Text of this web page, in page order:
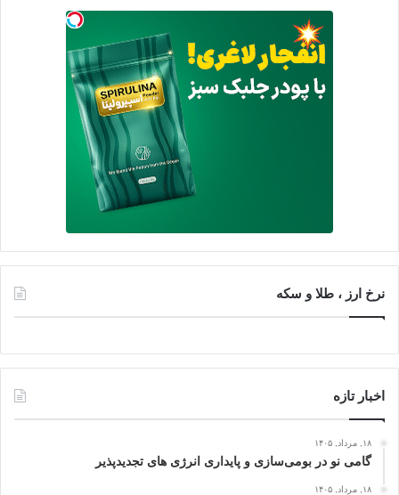
نرخ ارز ، طلا و سکه
اخبار تازه
۱۸, مرداد, ۱۴۰۵
گامی نو در بومی‌سازی و پایداری انرژی‌ های تجدیدپذیر
۱۸, مرداد, ۱۴۰۵